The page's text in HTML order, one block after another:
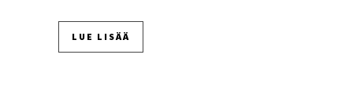
LUE LISÄÄ